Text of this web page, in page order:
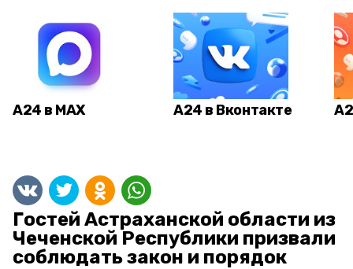
А24 в MAX А24 в Вконтакте
Гостей Астраханской области из
Чеченской Республики призвали
соблюдать закон и порядок